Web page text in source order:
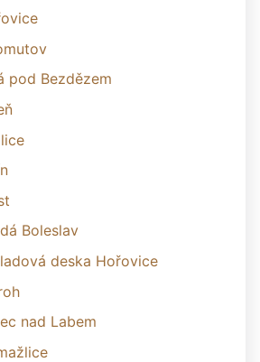
pod Bezdězem
Boleslav
deska Hořovice
nad Labem